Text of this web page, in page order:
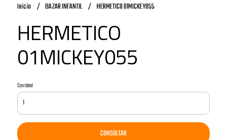
Inicio BAZAR INFANTIL HERMETICO 01MICKEY055
HERMETICO
01MICKEY055
Cantidad
CONSULTAR